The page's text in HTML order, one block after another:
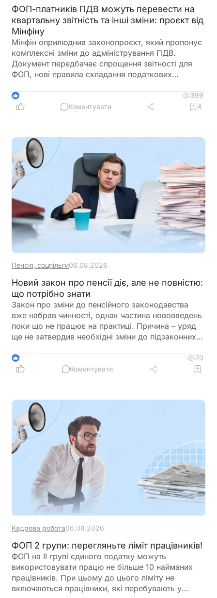
ФОП-платників ПДВ можуть перевести на
квартальну звітність та інші зміни: проєкт від
Мінфіну
Мінфін оприлюднив законопроєкт, який пропонує
комплексні зміни до адміністрування ПДВ.
Документ передбачає спрощення звітності для
ФОП, нові правила складання податкових
бюджетного відшкодування та запровадження
квартального звітного періоду для підприємців –
1
399
Коментувати
4
Пенсія, соцпільги06.08.2026
Новий закон про пенсії діє, але не повністю:
що потрібно знати
Закон про зміни до пенсійного законодавства
вже набрав чинності, однак частина нововведень
поки що не працює на практиці. Причина – уряд
ще не затвердив необхідні зміни до підзаконних
нових правил щодо підтвердження страхового
стажу та призначення пенсій
2
70
Коментувати
Кадрова робота06.08.2026
ФОП 2 групи: перегляньте ліміт працівників!
ФОП на ІІ групі єдиного податку можуть
використовувати працю не більше 10 найманих
працівників. При цьому до цього ліміту не
включаються працівники, які перебувають у